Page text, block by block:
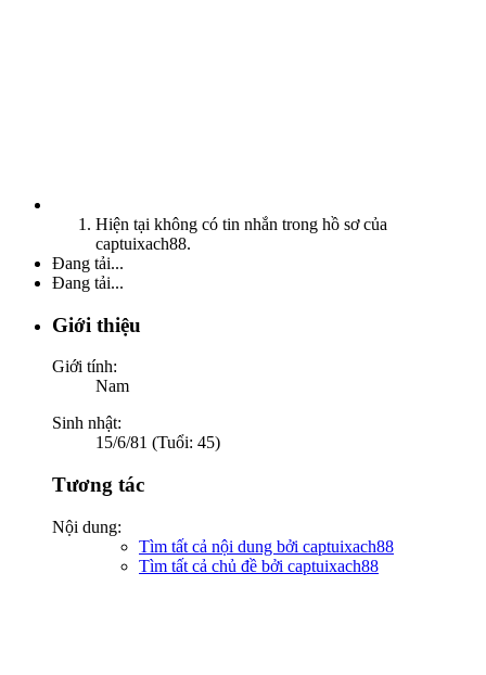
Hiện tại không có tin nhắn trong hồ sơ của
captuixach88.
Đang tải...
Đang tải...
Giới thiệu
Giới tính:
Nam
Sinh nhật:
15/6/81 (Tuổi: 45)
Tương tác
Nội dung:
Tìm tất cả nội dung bởi captuixach88
Tìm tất cả chủ đề bởi captuixach88